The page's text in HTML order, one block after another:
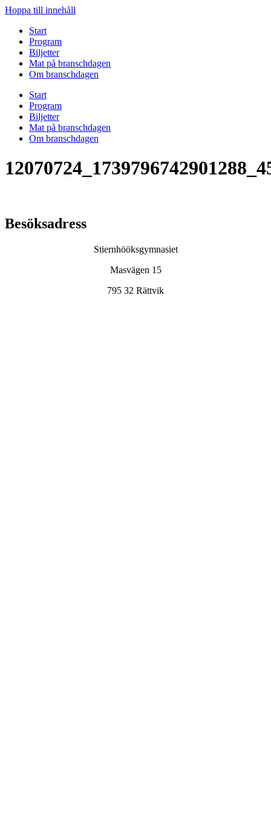
Hoppa till innehåll
Start
Program
Biljetter
Mat på branschdagen
Om branschdagen
Start
Program
Biljetter
Mat på branschdagen
Om branschdagen
Besöksadress
Stiernhööksgymnasiet
Masvägen 15
795 32 Rättvik